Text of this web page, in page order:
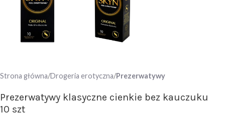
Strona główna Drogeria erotyczna Prezerwatywy
Prezerwatywy klasyczne cienkie bez kauczuku
10 szt